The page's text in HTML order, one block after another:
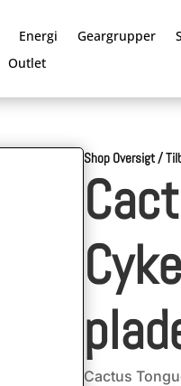
Energi Geargrupper
Outlet
Shop Oversigt /
Cactus